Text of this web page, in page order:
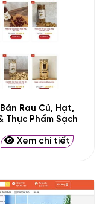
Rau Củ, Hạt,
Thực Phẩm Sạch
Xem chi tiết